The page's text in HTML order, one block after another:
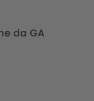
da GA